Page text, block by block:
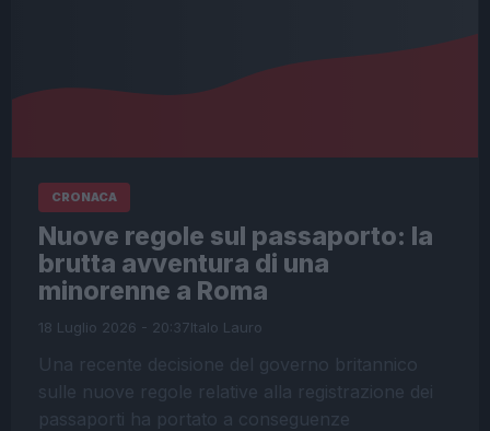
CRONACA
Nuove regole sul passaporto: la
brutta avventura di una
minorenne a Roma
18 Luglio 2026 - 20:37Italo Lauro
Una recente decisione del governo britannico
sulle nuove regole relative alla registrazione dei
passaporti ha portato a conseguenze